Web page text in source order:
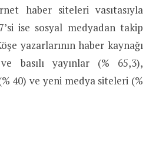
haber siteleri vasıtasıyla
ise sosyal medyadan takip
yazarlarının haber kaynağı
basılı yayınlar (% 65,3),
40) ve yeni medya siteleri (%